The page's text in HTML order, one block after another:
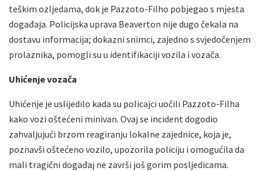
teškim ozljedama, dok je Pazzoto-Filho pobjegao s mjesta
događaja. Policijska uprava Beaverton nije dugo čekala na
dostavu informacija; dokazni snimci, zajedno s svjedočenjem
prolaznika, pomogli su u identifikaciji vozila i vozača.
Uhićenje vozača
Uhićenje je uslijedilo kada su policajci uočili Pazzoto-Filha
kako vozi oštećeni minivan. Ovaj se incident dogodio
zahvaljujući brzom reagiranju lokalne zajednice, koja je,
poznavši oštećeno vozilo, upozorila policiju i omogućila da
mali tragični događaj ne završi još gorim posljedicama.